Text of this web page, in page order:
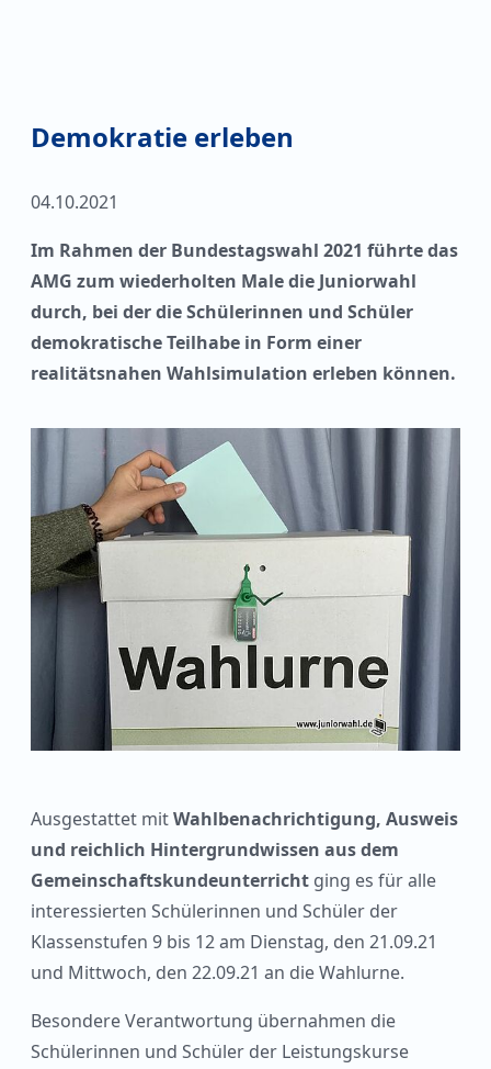
Demokratie erleben
04.10.2021
Im Rahmen der Bundestagswahl 2021 führte das
AMG zum wiederholten Male die Juniorwahl
durch, bei der die Schülerinnen und Schüler
demokratische Teilhabe in Form einer
realitätsnahen Wahlsimulation erleben können.
Ausgestattet mitWahlbenachrichtigung, Ausweis
und reichlich Hintergrundwissen aus dem
Gemeinschaftskundeunterricht ging es für alle
interessierten Schülerinnen und Schüler der
Klassenstufen 9 bis 12 am Dienstag, den 21.09.21
und Mittwoch, den 22.09.21 an die Wahlurne.
Besondere Verantwortung übernahmen die
Schülerinnen und Schüler der Leistungskurse